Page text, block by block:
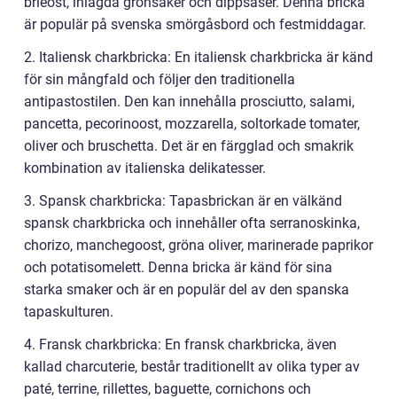
är populär på svenska smörgåsbord och festmiddagar.
2. Italiensk charkbricka: En italiensk charkbricka är känd
för sin mångfald och följer den traditionella
antipastostilen. Den kan innehålla prosciutto, salami,
pancetta, pecorinoost, mozzarella, soltorkade tomater,
oliver och bruschetta. Det är en färgglad och smakrik
kombination av italienska delikatesser.
3. Spansk charkbricka: Tapasbrickan är en välkänd
spansk charkbricka och innehåller ofta serranoskinka,
chorizo, manchegoost, gröna oliver, marinerade paprikor
och potatisomelett. Denna bricka är känd för sina
starka smaker och är en populär del av den spanska
tapaskulturen.
4. Fransk charkbricka: En fransk charkbricka, även
kallad charcuterie, består traditionellt av olika typer av
paté, terrine, rillettes, baguette, cornichons och